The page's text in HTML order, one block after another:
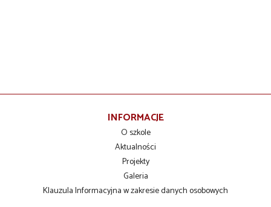
INFORMACJE
O szkole
Aktualności
Projekty
Galeria
Klauzula Informacyjna w zakresie danych osobowych